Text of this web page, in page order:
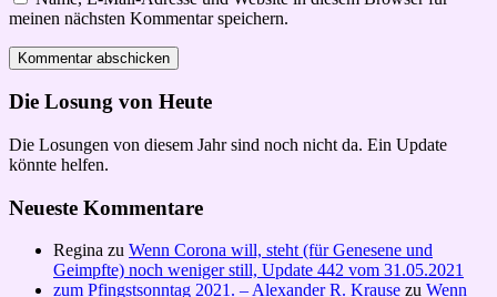
meinen nächsten Kommentar speichern.
Die Losung von Heute
Die Losungen von diesem Jahr sind noch nicht da. Ein Update
könnte helfen.
Neueste Kommentare
Regina zu Wenn Corona will, steht (für Genesene und
Geimpfte) noch weniger still, Update 442 vom 31.05.2021
zum Pfingstsonntag 2021. – Alexander R. Krause zu Wenn